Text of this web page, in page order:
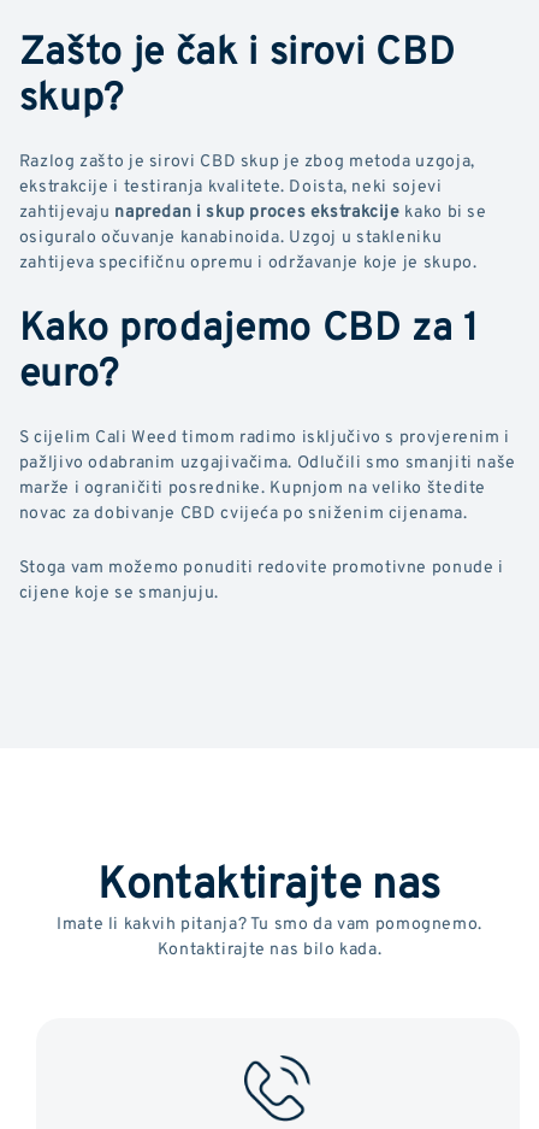
Zašto je čak i sirovi CBD
skup?
Razlog zašto je sirovi CBD skup je zbog metoda uzgoja,
ekstrakcije i testiranja kvalitete. Doista, neki sojevi
zahtijevaju napredan i skup proces ekstrakcije kako bi se
osiguralo očuvanje kanabinoida. Uzgoj u stakleniku
zahtijeva specifičnu opremu i održavanje koje je skupo.
Kako prodajemo CBD za 1
euro?
S cijelim Cali Weed timom radimo isključivo s provjerenim i
pažljivo odabranim uzgajivačima. Odlučili smo smanjiti naše
marže i ograničiti posrednike. Kupnjom na veliko štedite
novac za dobivanje CBD cvijeća po sniženim cijenama.
Stoga vam možemo ponuditi redovite promotivne ponude i
cijene koje se smanjuju.
Kontaktirajte nas
Imate li kakvih pitanja? Tu smo da vam pomognemo.
Kontaktirajte nas bilo kada.